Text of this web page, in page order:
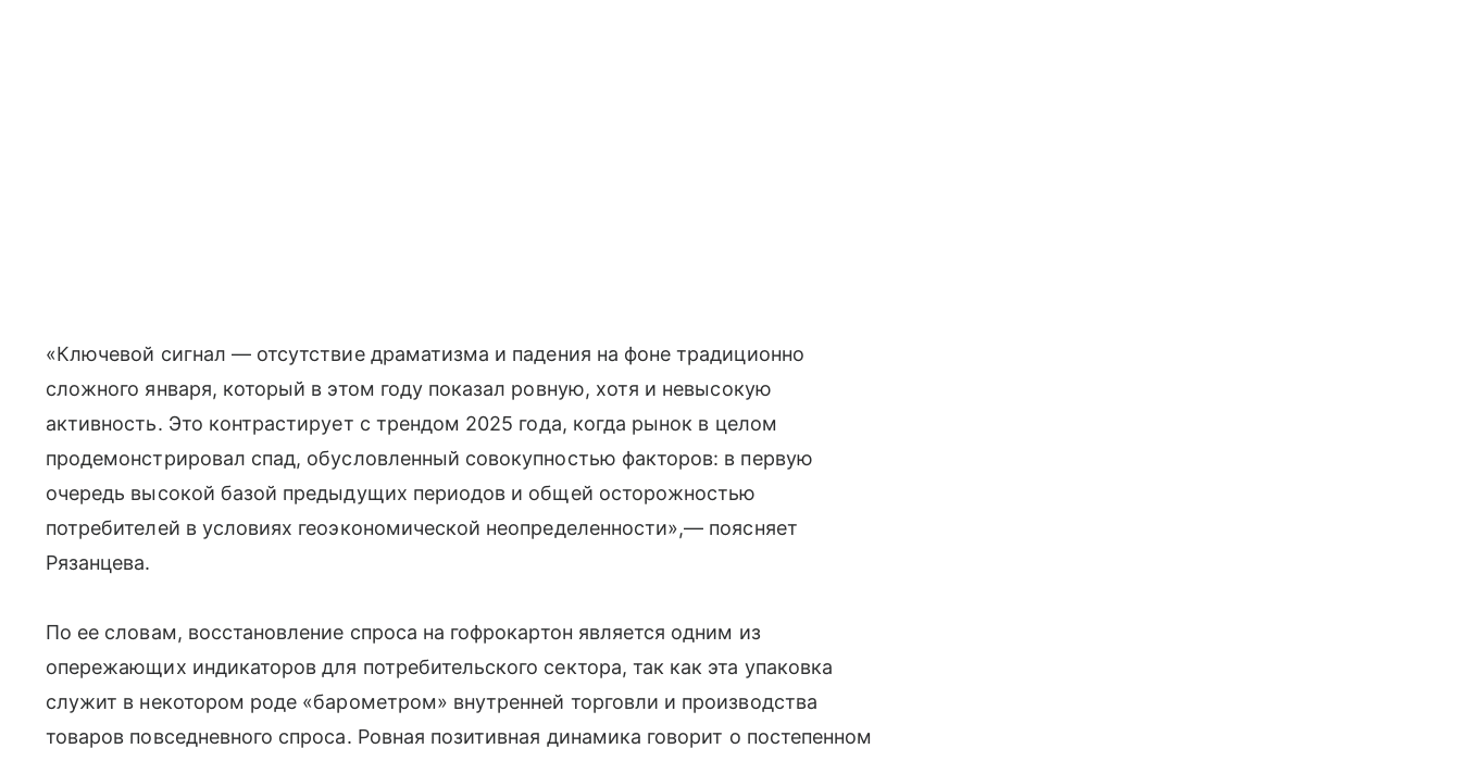
«Ключевой сигнал — отсутствие драматизма и падения на фоне традиционно
сложного января, который в этом году показал ровную, хотя и невысокую
активность. Это контрастирует с трендом 2025 года, когда рынок в целом
продемонстрировал спад, обусловленный совокупностью факторов: в первую
очередь высокой базой предыдущих периодов и общей осторожностью
потребителей в условиях геоэкономической неопределенности»,— поясняет
Рязанцева.
По ее словам, восстановление спроса на гофрокартон является одним из
опережающих индикаторов для потребительского сектора, так как эта упаковка
служит в некотором роде «барометром» внутренней торговли и производства
товаров повседневного спроса. Ровная позитивная динамика говорит о постепенном